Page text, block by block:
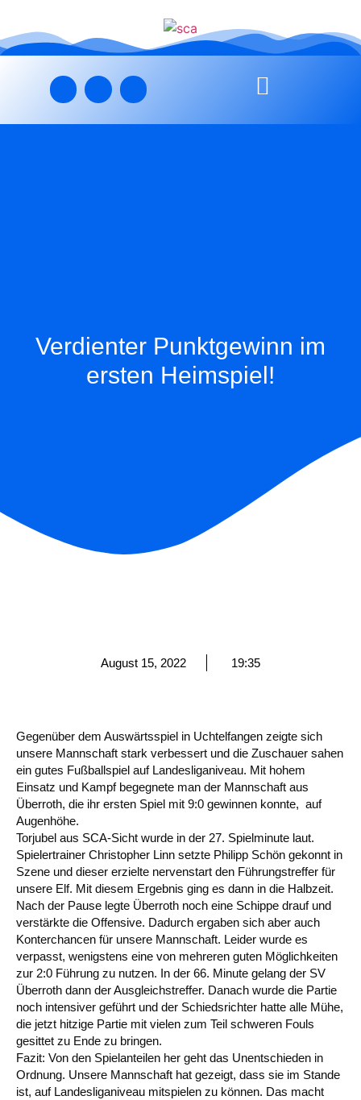
Verdienter Punktgewinn im
ersten Heimspiel!
August 15, 2022 19:35
Gegenüber dem Auswärtsspiel in Uchtelfangen zeigte sich
unsere Mannschaft stark verbessert und die Zuschauer sahen
ein gutes Fußballspiel auf Landesliganiveau. Mit hohem
Einsatz und Kampf begegnete man der Mannschaft aus
Überroth, die ihr ersten Spiel mit 9:0 gewinnen konnte, auf
Augenhöhe.
Torjubel aus SCA-Sicht wurde in der 27. Spielminute laut.
Spielertrainer Christopher Linn setzte Philipp Schön gekonnt in
Szene und dieser erzielte nervenstart den Führungstreffer für
unsere Elf. Mit diesem Ergebnis ging es dann in die Halbzeit.
Nach der Pause legte Überroth noch eine Schippe drauf und
verstärkte die Offensive. Dadurch ergaben sich aber auch
Konterchancen für unsere Mannschaft. Leider wurde es
verpasst, wenigstens eine von mehreren guten Möglichkeiten
zur 2:0 Führung zu nutzen. In der 66. Minute gelang der SV
Überroth dann der Ausgleichstreffer. Danach wurde die Partie
noch intensiver geführt und der Schiedsrichter hatte alle Mühe,
die jetzt hitzige Partie mit vielen zum Teil schweren Fouls
gesittet zu Ende zu bringen.
Fazit: Von den Spielanteilen her geht das Unentschieden in
Ordnung. Unsere Mannschaft hat gezeigt, dass sie im Stande
ist, auf Landesliganiveau mitspielen zu können. Das macht